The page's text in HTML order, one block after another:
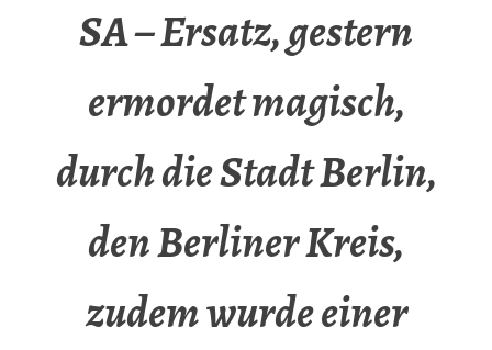
SA – Ersatz, gestern
ermordet magisch,
durch die Stadt Berlin,
den Berliner Kreis,
zudem wurde einer